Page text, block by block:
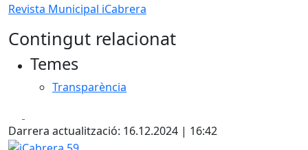
Revista Municipal iCabrera
Contingut relacionat
Temes
Transparència
Darrera actualització: 16.12.2024 | 16:42
iCabrera 59